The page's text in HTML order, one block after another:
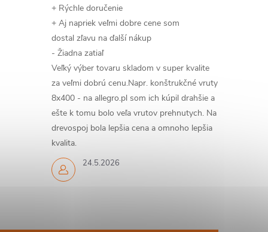
24.5.2026
+ Rýchle doručenie
+ Aj napriek veľmi dobre cene som
dostal zľavu na ďalší nákup
- Žiadna zatiaľ
Veľký výber tovaru skladom v super kvalite
za veľmi dobrú cenu.Napr. konštrukčné vruty
8x400 - na allegro.pl som ich kúpil drahšie a
ešte k tomu bolo veľa vrutov prehnutych. Na
drevospoj bola lepšia cena a omnoho lepšia
kvalita.